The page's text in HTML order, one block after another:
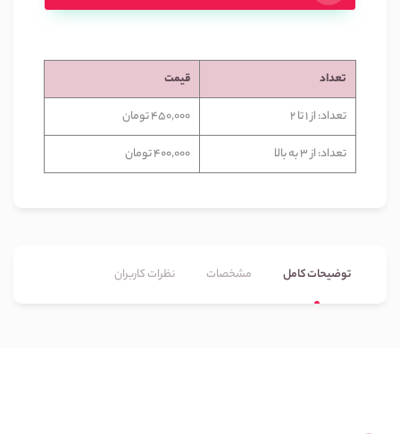
تعداد
قیمت
تعداد: از 1 تا 2
450,000 تومان
تعداد: از 3 به بالا
400,000 تومان
توضیحات کامل مشخصات نظرات کاربران